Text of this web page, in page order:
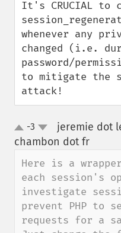
It's CRUCIAL to
whenever any
changed (i.e.
password/
to mitigate the
attack!
up
down
-3
jeremie dot
chambon dot fr
Here is a
each session's
investigate
prevent PHP to
requests for a